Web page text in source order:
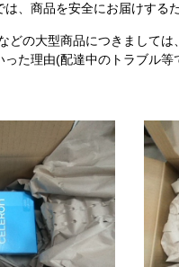
、商品を安全にお届けする
どの大型商品につきまして
た理由(配達中のトラブル